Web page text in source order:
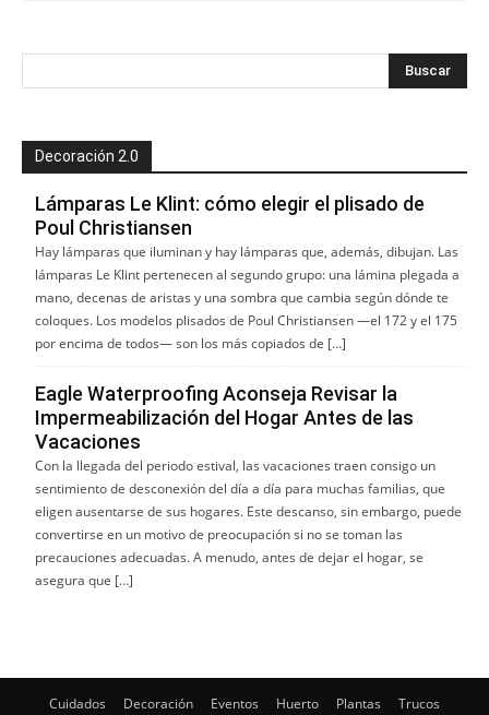
Decoración 2.0
Lámparas Le Klint: cómo elegir el plisado de
Poul Christiansen
Hay lámparas que iluminan y hay lámparas que, además, dibujan. Las
lámparas Le Klint pertenecen al segundo grupo: una lámina plegada a
mano, decenas de aristas y una sombra que cambia según dónde te
coloques. Los modelos plisados de Poul Christiansen —el 172 y el 175
por encima de todos— son los más copiados de […]
Eagle Waterproofing Aconseja Revisar la
Impermeabilización del Hogar Antes de las
Vacaciones
Con la llegada del periodo estival, las vacaciones traen consigo un
sentimiento de desconexión del día a día para muchas familias, que
eligen ausentarse de sus hogares. Este descanso, sin embargo, puede
convertirse en un motivo de preocupación si no se toman las
precauciones adecuadas. A menudo, antes de dejar el hogar, se
asegura que […]
Cuidados Decoración Eventos Huerto Plantas Trucos